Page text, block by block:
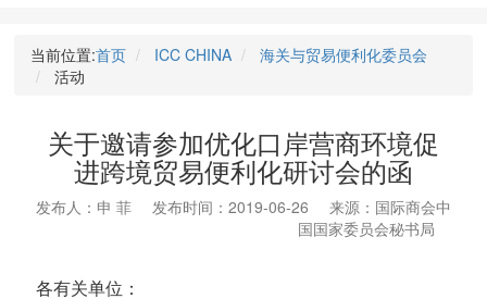
当前位置:首页 ICC CHINA
海关与贸易便利化委员会
活动
关于邀请参加优化口岸营商环境促
进跨境贸易便利化研讨会的函
发布人：申 菲 发布时间：2019-06-26
来源：国际商会中
国国家委员会秘书局
各有关单位：